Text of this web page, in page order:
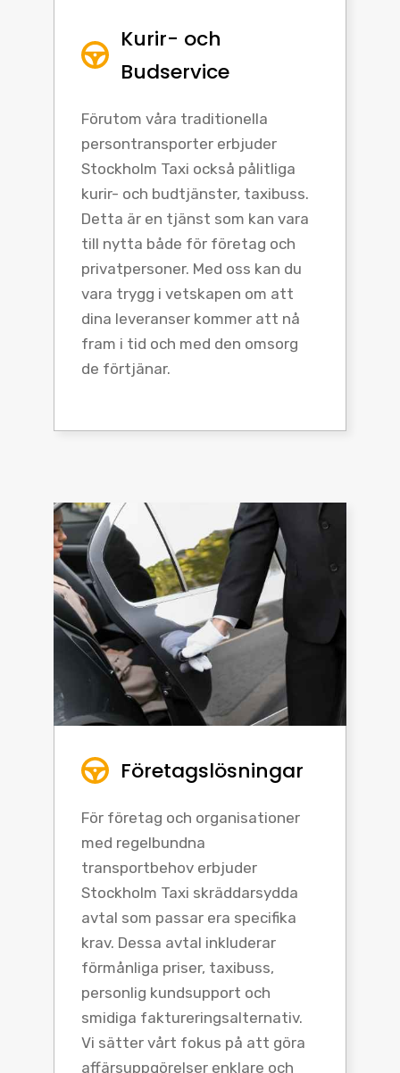
Kurir- och
Budservice
Förutom våra traditionella
persontransporter erbjuder
Stockholm Taxi också pålitliga
kurir- och budtjänster, taxibuss.
Detta är en tjänst som kan vara
till nytta både för företag och
privatpersoner. Med oss kan du
vara trygg i vetskapen om att
dina leveranser kommer att nå
fram i tid och med den omsorg
de förtjänar.
Företagslösningar
För företag och organisationer
med regelbundna
transportbehov erbjuder
Stockholm Taxi skräddarsydda
avtal som passar era specifika
krav. Dessa avtal inkluderar
förmånliga priser, taxibuss,
personlig kundsupport och
smidiga faktureringsalternativ.
Vi sätter vårt fokus på att göra
affärsuppgörelser enklare och